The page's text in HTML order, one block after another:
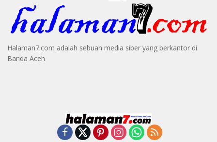
Halaman7.com adalah sebuah media siber yang berkantor di
Banda Aceh